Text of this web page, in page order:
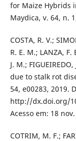
for Maize Hybrids
Maydica, v. 64, n.
COSTA, R. V.;
R. E. M.; LANZA, F.
J. M.;
due to stalk rot
54, e00283, 2019.
http://dx.doi.org/
Acesso em: 18
COTRIM, M. F.;